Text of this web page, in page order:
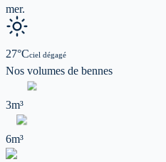
mer.
27°Cciel dégagé
Nos volumes de bennes
3m³
6m³